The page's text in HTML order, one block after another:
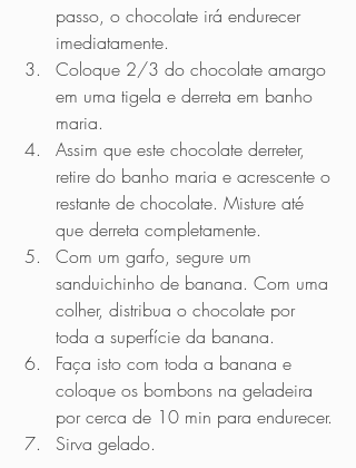
passo, o chocolate irá endurecer
imediatamente.
Coloque 2/3 do chocolate amargo
em uma tigela e derreta em banho
maria.
Assim que este chocolate derreter,
retire do banho maria e acrescente o
restante de chocolate. Misture até
que derreta completamente.
Com um garfo, segure um
sanduichinho de banana. Com uma
colher, distribua o chocolate por
toda a superfície da banana.
Faça isto com toda a banana e
coloque os bombons na geladeira
por cerca de 10 min para endurecer.
Sirva gelado.